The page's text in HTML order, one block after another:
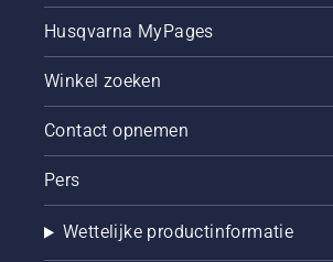
Husqvarna MyPages
Winkel zoeken
Contact opnemen
Pers
Wettelijke productinformatie